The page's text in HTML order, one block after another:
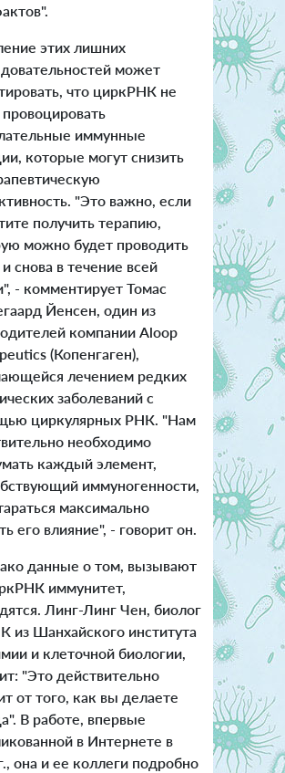
этих лишних
может
что циркРНК не
провоцировать
иммунные
которые могут снизить
"Это важно, если
получить терапию,
можно будет проводить
снова в течение всей
- комментирует Томас
Йенсен, один из
компании Aloop
(Копенгаген),
лечением редких
заболеваний с
циркулярных РНК. "Нам
необходимо
каждый элемент,
иммуногенности,
максимально
его влияние", - говорит он.
данные о том, вызывают
иммунитет,
Линг-Линг Чен, биолог
из Шанхайского института
и клеточной биологии,
"Это действительно
от того, как вы делаете
В работе, впервые
в Интернете в
она и ее коллеги подробно